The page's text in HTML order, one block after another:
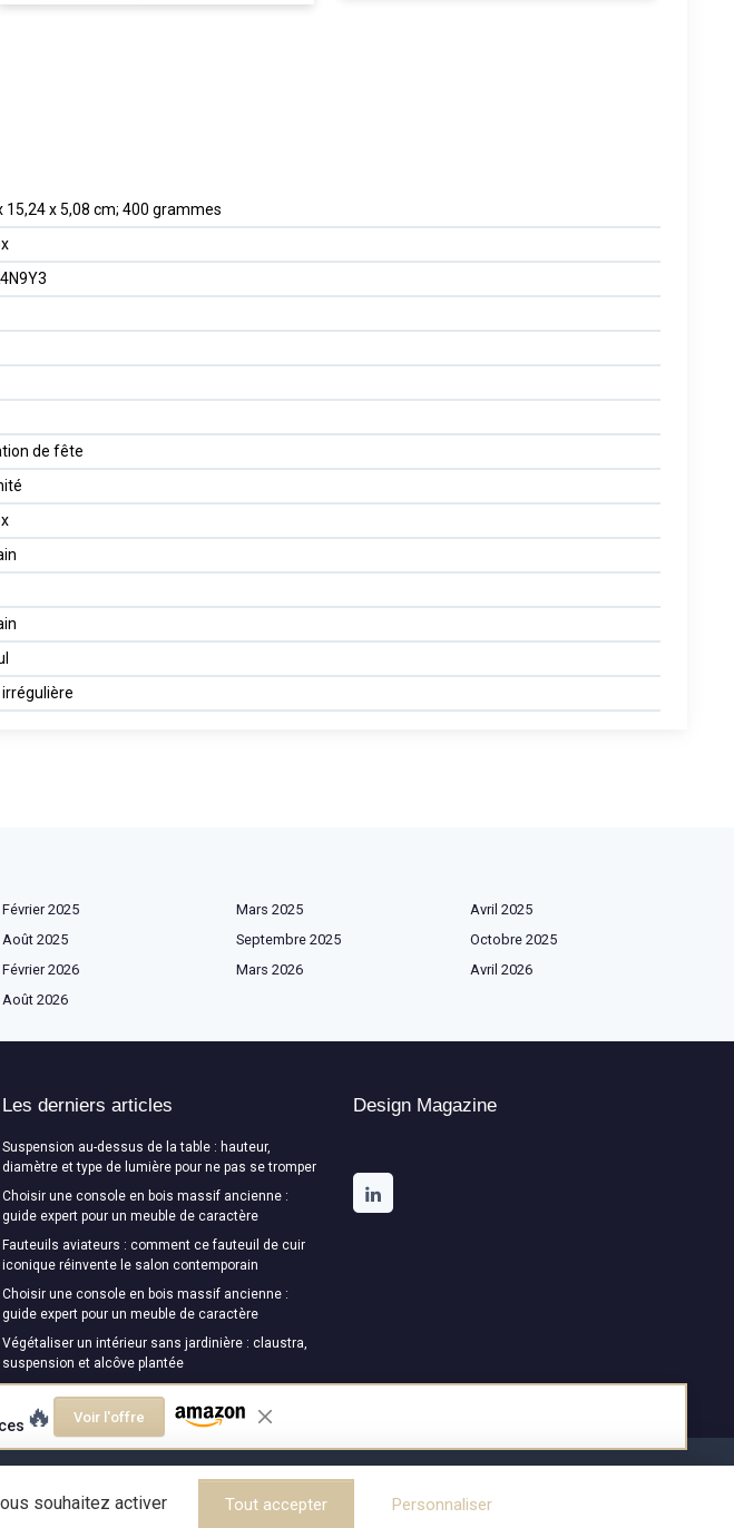
15,24 x 5,08 cm; 400 grammes
de fête
🔥 Voir l'offre
Février 2025 Mars 2025
Avril 2025
Août 2025 Septembre 2025
Octobre 2025
Février 2026 Mars 2026
Avril 2026
Août 2026
Les derniers articles
Suspension au-dessus de la table : hauteur,
diamètre et type de lumière pour ne pas se tromper
Choisir une console en bois massif ancienne :
guide expert pour un meuble de caractère
Fauteuils aviateurs : comment ce fauteuil de cuir
iconique réinvente le salon contemporain
Choisir une console en bois massif ancienne :
guide expert pour un meuble de caractère
Végétaliser un intérieur sans jardinière : claustra,
suspension et alcôve plantée
Design Magazine
2026
souhaitez activer Tout accepter Personnaliser